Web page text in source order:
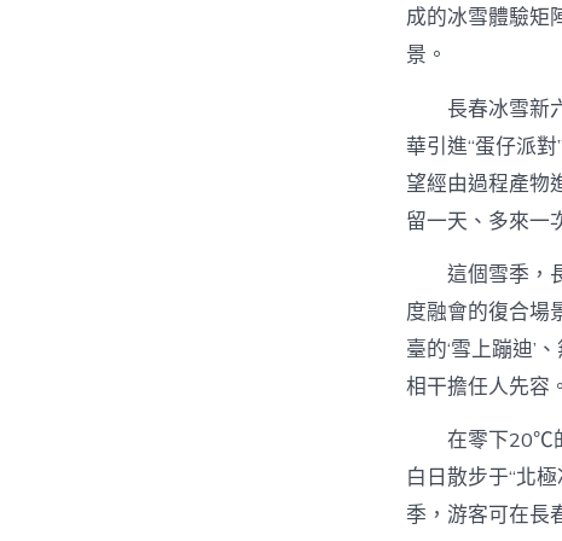
成的冰雪體驗矩
景。
長春冰雪新
華引進“蛋仔派
望經由過程產物
留一天、多來一
這個雪季，
度融會的復合場
臺的‘雪上蹦迪’
相干擔任人先容。
在零下20℃
白日散步于“北極
季，游客可在長